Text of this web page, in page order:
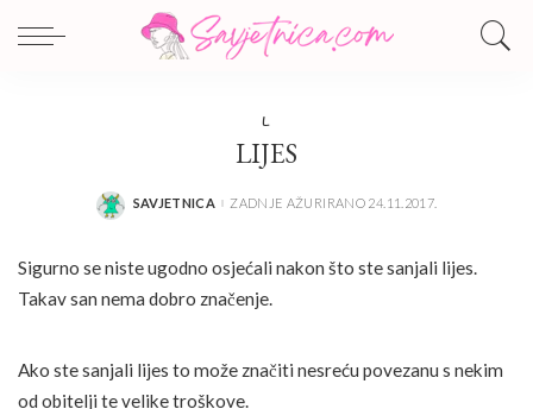
L
LIJES
POSTED
SAVJETNICA ZADNJE AŽURIRANO 24.11.2017.
Sigurno se niste ugodno osjećali nakon što ste sanjali lijes.
Takav san nema dobro značenje.
Ako ste sanjali lijes to može značiti nesreću povezanu s nekim
od obitelji te velike troškove.